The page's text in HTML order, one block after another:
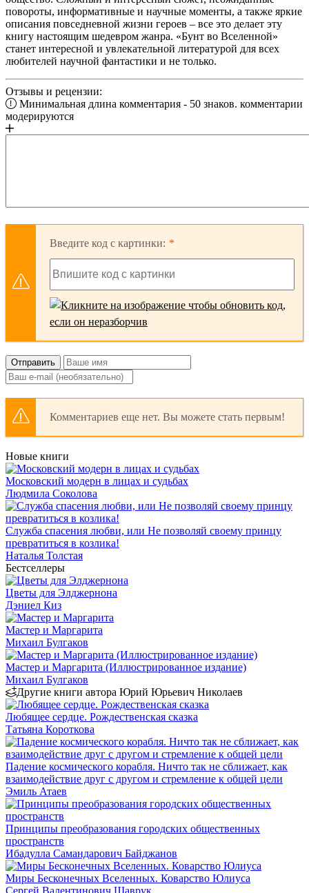
повороты, информативные и научные моменты, а также яркие
описания повседневной жизни героев – все это делает эту
книгу настоящим шедевром жанра. «Бунт во Вселенной»
станет интересной и увлекательной литературой для всех
любителей научной фантастики и не только.
Отзывы и рецензии:
Минимальная длина комментария - 50 знаков. комментарии
модерируются
Введите код с картинки:
Отправить
Комментариев еще нет. Вы можете стать первым!
Новые книги
Московский модерн в лицах и судьбах
Людмила Соколова
Служба спасения любви, или Не позволяй своему принцу
превратиться в козлика!
Наталья Толстая
Бестселлеры
Цветы для Элджернона
Дэниел Киз
Мастер и Маргарита
Михаил Булгаков
Мастер и Маргарита (Иллюстрированное издание)
Михаил Булгаков
Другие книги автора Юрий Юрьевич Николаев
Любящее сердце. Рождественская сказка
Татьяна Короткова
Падение космического корабля. Ничто так не сближает, как
взаимодействие друг с другом и стремление к общей цели
Эмиль Атаев
Принципы преобразования городских общественных
пространств
Ибадулла Самандарович Байджанов
Миры Бесконечных Вселенных. Коварство Юлиуса
Сергей Валентинович Шаврук